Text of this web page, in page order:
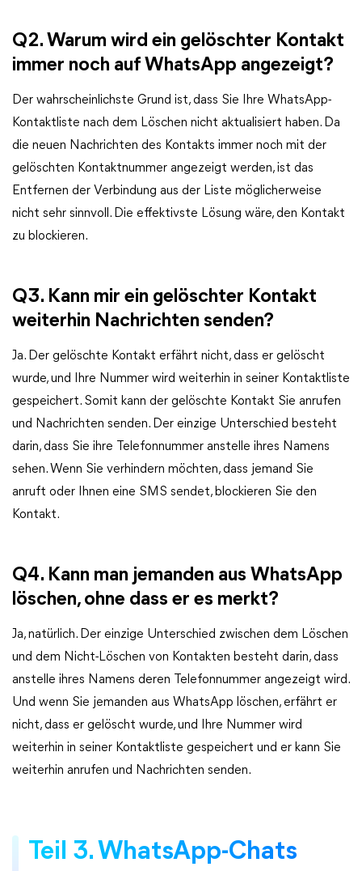
Q2. Warum wird ein gelöschter Kontakt
immer noch auf WhatsApp angezeigt?
Der wahrscheinlichste Grund ist, dass Sie Ihre WhatsApp-
Kontaktliste nach dem Löschen nicht aktualisiert haben. Da
die neuen Nachrichten des Kontakts immer noch mit der
gelöschten Kontaktnummer angezeigt werden, ist das
Entfernen der Verbindung aus der Liste möglicherweise
nicht sehr sinnvoll. Die effektivste Lösung wäre, den Kontakt
zu blockieren.
Q3. Kann mir ein gelöschter Kontakt
weiterhin Nachrichten senden?
Ja. Der gelöschte Kontakt erfährt nicht, dass er gelöscht
wurde, und Ihre Nummer wird weiterhin in seiner Kontaktliste
gespeichert. Somit kann der gelöschte Kontakt Sie anrufen
und Nachrichten senden. Der einzige Unterschied besteht
darin, dass Sie ihre Telefonnummer anstelle ihres Namens
sehen. Wenn Sie verhindern möchten, dass jemand Sie
anruft oder Ihnen eine SMS sendet, blockieren Sie den
Kontakt.
Q4. Kann man jemanden aus WhatsApp
löschen, ohne dass er es merkt?
Ja, natürlich. Der einzige Unterschied zwischen dem Löschen
und dem Nicht-Löschen von Kontakten besteht darin, dass
anstelle ihres Namens deren Telefonnummer angezeigt wird.
Und wenn Sie jemanden aus WhatsApp löschen, erfährt er
nicht, dass er gelöscht wurde, und Ihre Nummer wird
weiterhin in seiner Kontaktliste gespeichert und er kann Sie
weiterhin anrufen und Nachrichten senden.
Teil 3. WhatsApp-Chats